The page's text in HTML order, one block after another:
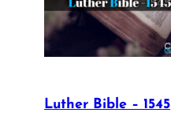
Luther Bible – 1545